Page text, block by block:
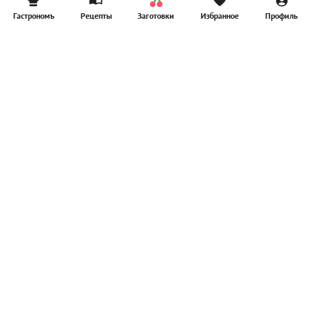
Гастрономъ Рецепты Заготовки Избранное Профиль